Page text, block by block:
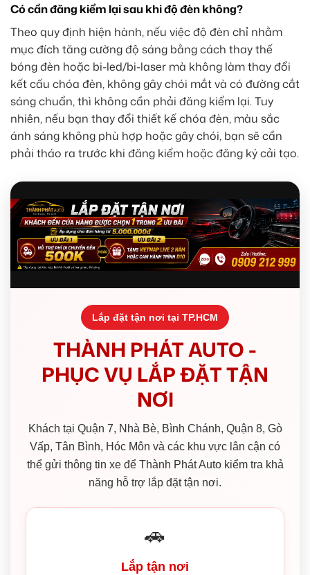
Có cần đăng kiểm lại sau khi độ đèn không?
Theo quy định hiện hành, nếu việc độ đèn chỉ nhằm
mục đích tăng cường độ sáng bằng cách thay thế
bóng đèn hoặc bi-led/bi-laser mà không làm thay đổi
kết cấu chóa đèn, không gây chói mắt và có đường cắt
sáng chuẩn, thì không cần phải đăng kiểm lại. Tuy
nhiên, nếu bạn thay đổi thiết kế chóa đèn, màu sắc
ánh sáng không phù hợp hoặc gây chói, bạn sẽ cần
phải tháo ra trước khi đăng kiểm hoặc đăng ký cải tạo.
Lắp đặt tận nơi tại TP.HCM
THÀNH PHÁT AUTO -
PHỤC VỤ LẮP ĐẶT TẬN
NƠI
Khách tại Quận 7, Nhà Bè, Bình Chánh, Quận 8, Gò
Vấp, Tân Bình, Hóc Môn và các khu vực lân cận có
thể gửi thông tin xe để Thành Phát Auto kiểm tra khả
năng hỗ trợ lắp đặt tận nơi.
🚗
Lắp tận nơi